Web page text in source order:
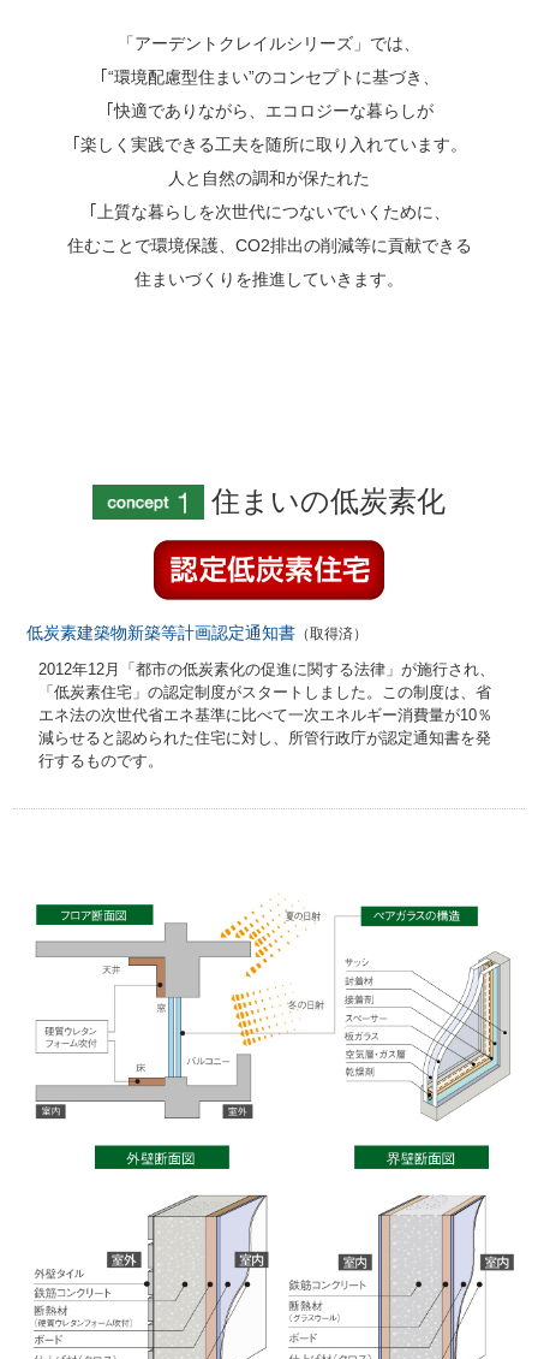
「アーデントクレイルシリーズ」では、
｢“環境配慮型住まい”のコンセプトに基づき、
｢快適でありながら、 エコロジーな暮らしが
｢楽しく実践できる工夫を随所に取り入れています。
人と自然の調和が保たれた
｢上質な暮らしを次世代につないでいくために、
住むことで環境保護、CO2排出の削減等に貢献できる
住まいづくりを推進していきます。
住まいの低炭素化
低炭素建築物新築等計画認定通知書（取得済）
2012年12月「都市の低炭素化の促進に関する法律」が施行され、
「低炭素住宅」の認定制度がスタートしました。この制度は、省
エネ法の次世代省エネ基準に比べて一次エネルギー消費量が10％
減らせると認められた住宅に対し、所管行政庁が認定通知書を発
行するものです。